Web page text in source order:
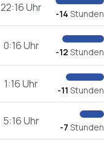
22:16 Uhr -14 Stunden
0:16 Uhr -12 Stunden
1:16 Uhr -11 Stunden
5:16 Uhr -7 Stunden